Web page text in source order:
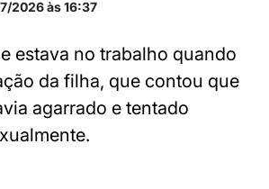
2026 às 16:37
estava no trabalho quando
da filha, que contou que
agarrado e tentado